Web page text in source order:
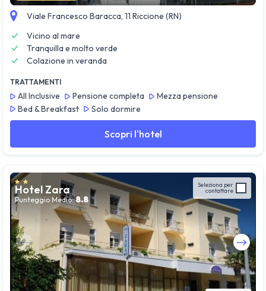
Viale Francesco Baracca, 11 Riccione (RN)
Vicino al mare
Tranquilla e molto verde
Colazione in veranda
TRATTAMENTI
All Inclusive Pensione completa
Mezza pensione
Bed & Breakfast
Solo dormire
Scopri l'hotel
Guarda tutte le foto
Hotel Zara
Punteggio Medio: 8.8
Seleziona per
contattare